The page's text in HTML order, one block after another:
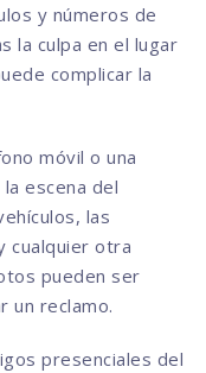
y números de
la culpa en el lugar
complicar la
móvil o una
escena del
las
cualquier otra
pueden ser
un reclamo.
presenciales del